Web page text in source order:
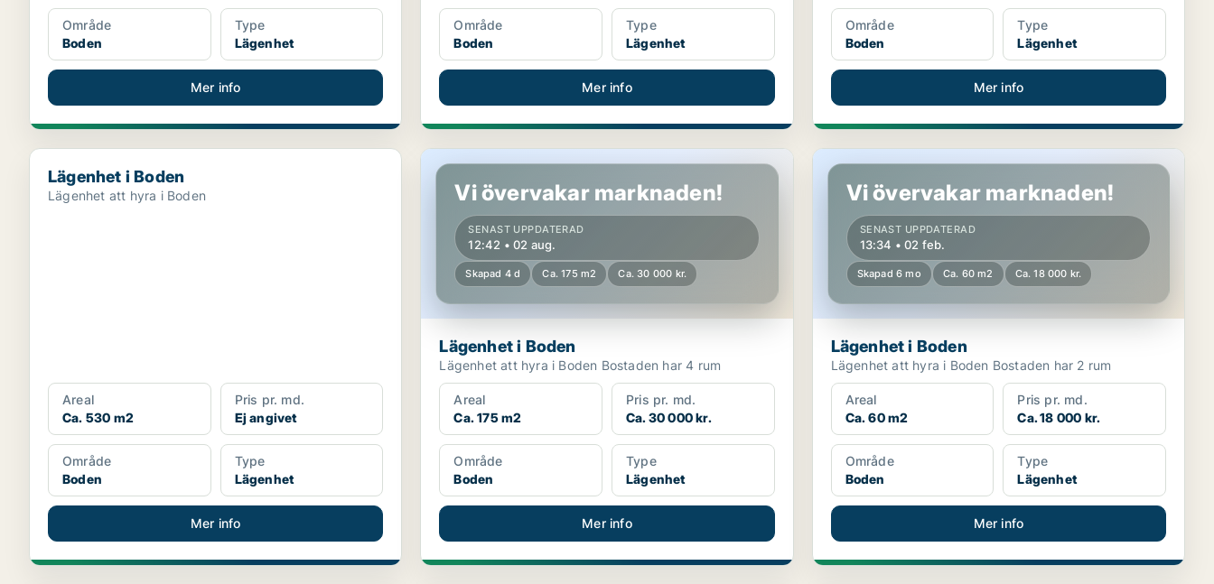
Område
Boden
Type
Lägenhet
Mer info
Område
Boden
Type
Lägenhet
Mer info
Område
Boden
Type
Lägenhet
Mer info
Lägenhet i Boden
Lägenhet i Boden
Lägenhet att hyra i Boden
Areal
Ca. 530 m2
Pris pr. md.
Ej angivet
Område
Boden
Type
Lägenhet
Mer info
Lägenhet i Boden
Vi övervakar marknaden!
SENAST UPPDATERAD
12:42 • 02 aug.
Skapad 4 d Ca. 175 m2 Ca. 30 000 kr.
Lägenhet i Boden
Lägenhet att hyra i Boden Bostaden har 4 rum
Areal
Ca. 175 m2
Pris pr. md.
Ca. 30 000 kr.
Område
Boden
Type
Lägenhet
Mer info
Lägenhet i Boden
Vi övervakar marknaden!
SENAST UPPDATERAD
13:34 • 02 feb.
Skapad 6 mo Ca. 60 m2 Ca. 18 000 kr.
Lägenhet i Boden
Lägenhet att hyra i Boden Bostaden har 2 rum
Areal
Ca. 60 m2
Pris pr. md.
Ca. 18 000 kr.
Område
Boden
Type
Lägenhet
Mer info